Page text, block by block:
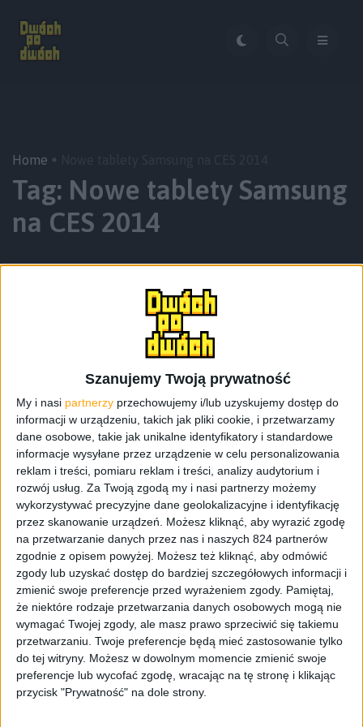
Szanujemy Twoją prywatność
My i nasi partnerzy przechowujemy i/lub uzyskujemy dostęp do
informacji w urządzeniu, takich jak pliki cookie, i przetwarzamy
dane osobowe, takie jak unikalne identyfikatory i standardowe
informacje wysyłane przez urządzenie w celu personalizowania
reklam i treści, pomiaru reklam i treści, analizy audytorium i
rozwój usług. Za Twoją zgodą my i nasi partnerzy możemy
wykorzystywać precyzyjne dane geolokalizacyjne i identyfikację
przez skanowanie urządzeń. Możesz kliknąć, aby wyrazić zgodę
na przetwarzanie danych przez nas i naszych 824 partnerów
zgodnie z opisem powyżej. Możesz też kliknąć, aby odmówić
zgody lub uzyskać dostęp do bardziej szczegółowych informacji i
zmienić swoje preferencje przed wyrażeniem zgody. Pamiętaj,
że niektóre rodzaje przetwarzania danych osobowych mogą nie
wymagać Twojej zgody, ale masz prawo sprzeciwić się takiemu
przetwarzaniu. Twoje preferencje będą mieć zastosowanie tylko
do tej witryny. Możesz w dowolnym momencie zmienić swoje
preferencje lub wycofać zgodę, wracając na tę stronę i klikając
przycisk "Prywatność" na dole strony.
Home
Tag: Nowe tablety Samsung
na CES 2014
Tablety
Pojawiły się ceny tabletów Samsung
Galaxy TabPRO i Galaxy NotePRO